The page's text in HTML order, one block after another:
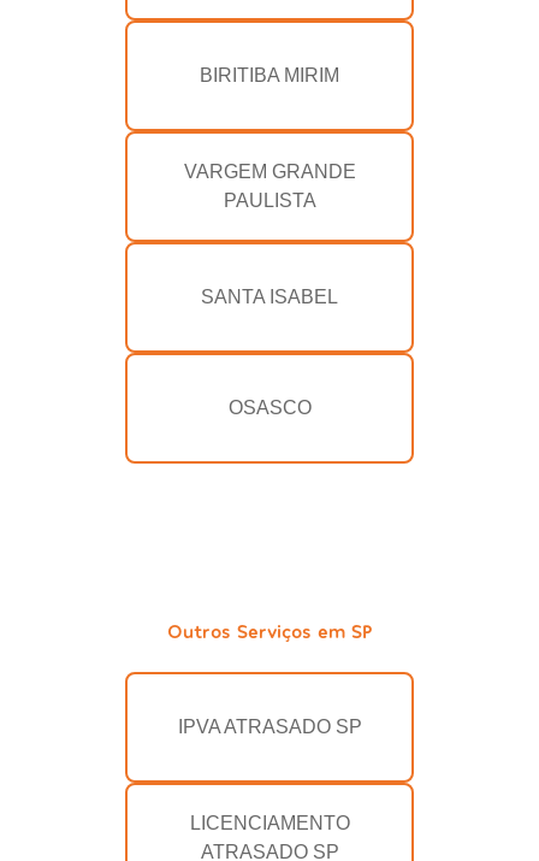
BIRITIBA MIRIM
VARGEM GRANDE
PAULISTA
SANTA ISABEL
OSASCO
Outros Serviços em SP
IPVA ATRASADO SP
LICENCIAMENTO
ATRASADO SP